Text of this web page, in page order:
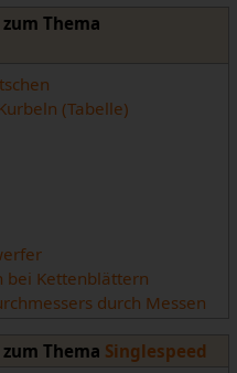
Thema
(Tabelle)
bei Kettenblättern
durch Messen
Thema Singlespeed